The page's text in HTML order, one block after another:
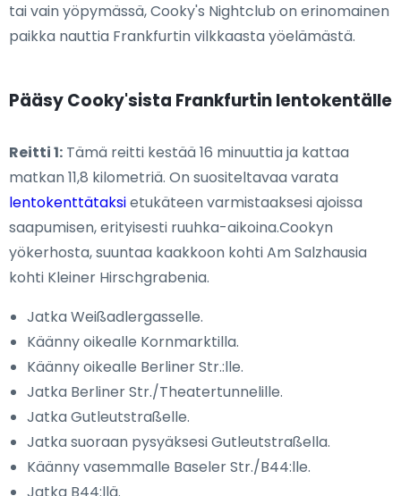
tai vain yöpymässä, Cooky's Nightclub on erinomainen
paikka nauttia Frankfurtin vilkkaasta yöelämästä.
Pääsy Cooky'sista Frankfurtin lentokentälle
Reitti 1: Tämä reitti kestää 16 minuuttia ja kattaa
matkan 11,8 kilometriä. On suositeltavaa varata
lentokenttätaksietukäteen varmistaaksesi ajoissa
saapumisen, erityisesti ruuhka-aikoina.Cookyn
yökerhosta, suuntaa kaakkoon kohti Am Salzhausia
kohti Kleiner Hirschgrabenia.
Jatka Weißadlergasselle.
Käänny oikealle Kornmarktilla.
Käänny oikealle Berliner Str.:lle.
Jatka Berliner Str./Theatertunnelille.
Jatka Gutleutstraßelle.
Jatka suoraan pysyäksesi Gutleutstraßella.
Käänny vasemmalle Baseler Str./B44:lle.